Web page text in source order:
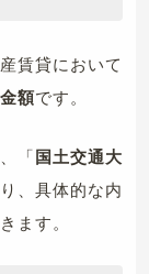
賃貸において
額です。
「国土交通大
、具体的な内
ます。